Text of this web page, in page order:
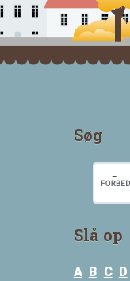
Søg
Slå op
A B C D